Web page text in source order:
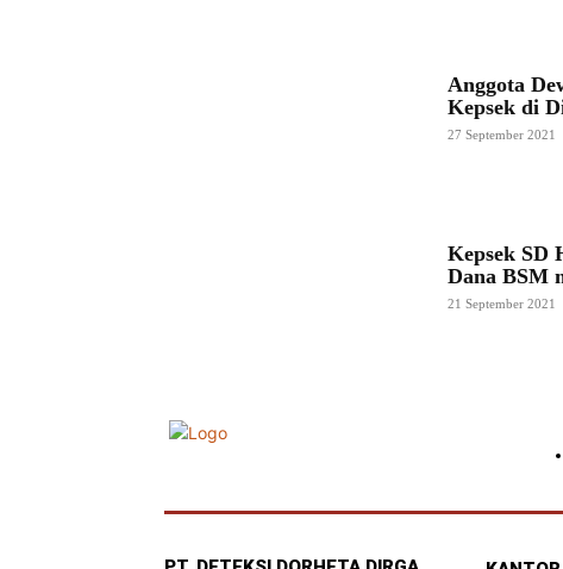
Anggota
Kepsek di
27 September 2021
Kepsek SD
Dana BSM
21 September 2021